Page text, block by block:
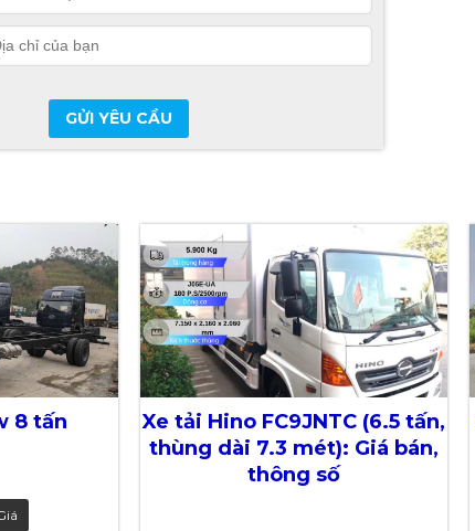
GỬI YÊU CẦU
8 tấn
Xe tải Hino FC9JNTC (6.5 tấn,
thùng dài 7.3 mét): Giá bán,
thông số